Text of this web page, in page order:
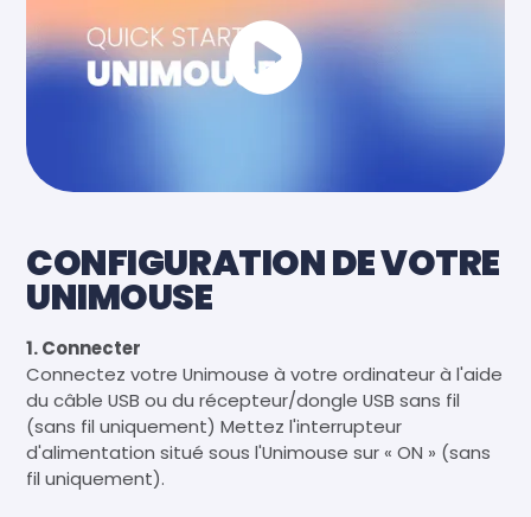
CONFIGURATION DE VOTRE
UNIMOUSE
1. Connecter
Connectez votre Unimouse à votre ordinateur à l'aide
du câble USB ou du récepteur/dongle USB sans fil
(sans fil uniquement) Mettez l'interrupteur
d'alimentation situé sous l'Unimouse sur « ON » (sans
fil uniquement).